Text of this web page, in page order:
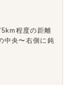
程度の距離
中央〜右側に鈍